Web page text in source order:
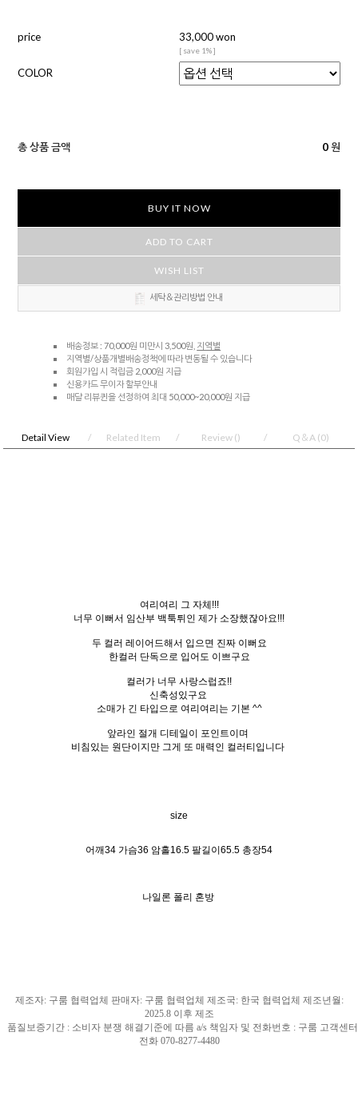
price 33,000 won
[ save 1% ]
COLOR
총 상품 금액 0 원
BUY IT NOW
ADD TO CART
WISH LIST
세탁＆관리방법 안내
배송정보 : 70,000원 미만시 3,500원, 지역별
지역별/상품개별배송정책에 따라 변동될 수 있습니다
회원가입 시 적립금 2,000원 지급
신용카드 무이자 할부안내
매달 리뷰퀸을 선정하여 최대 50,000~20,000원 지급
Detail View Related Item Review () Q＆A (0)
여리여리 그 자체!!!
너무 이뻐서 임산부 백툭튀인 제가 소장했잖아요!!!
두 컬러 레이어드해서 입으면 진짜 이뻐요
한컬러 단독으로 입어도 이쁘구요
컬러가 너무 사랑스럽죠!!
신축성있구요
소매가 긴 타입으로 여리여리는 기본 ^^
앞라인 절개 디테일이 포인트이며
비침있는 원단이지만 그게 또 매력인 컬러티입니다
size
어깨34 가슴36 암홀16.5 팔길이65.5 총장54
나일론 폴리 혼방
제조자: 구룸 협력업체 판매자: 구룸 협력업체 제조국: 한국 협력업체 제조년월 :
2025.8 이후 제조
품질보증기간 : 소비자 분쟁 해결기준에 따름 a/s 책임자 및 전화번호 : 구룸 고객센터
전화 070-8277-4480